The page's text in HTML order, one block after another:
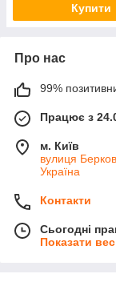
Купити
Про нас
99%
Працює з
м. Київ
вулиця
Україна
Контакти
Сьогодні
Показати